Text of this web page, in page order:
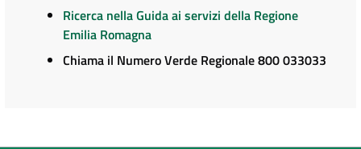
Ricerca nella Guida ai servizi della Regione
Emilia Romagna
Chiama il Numero Verde Regionale 800 033033